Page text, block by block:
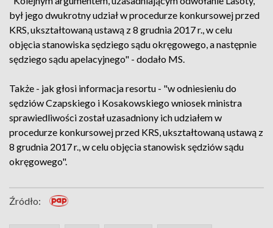
był jego dwukrotny udział w procedurze konkursowej przed
KRS, ukształtowaną ustawą z 8 grudnia 2017 r., w celu
objęcia stanowiska sędziego sądu okręgowego, a następnie
sędziego sądu apelacyjnego" - dodało MS.
Także - jak głosi informacja resortu - "w odniesieniu do
sędziów Czapskiego i Kosakowskiego wniosek ministra
sprawiedliwości został uzasadniony ich udziałem w
procedurze konkursowej przed KRS, ukształtowaną ustawą z
8 grudnia 2017 r., w celu objęcia stanowisk sędziów sądu
okręgowego".
Źródło: